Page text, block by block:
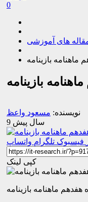
0
های آموزشی
ماهنامه بازینامه
بازینامه
نویسنده: مسعود واعظ
9 سال پیش
فیسبوک تلگرام واتساپ
کپی لینک
هفدهم ماهنامه بازینامه